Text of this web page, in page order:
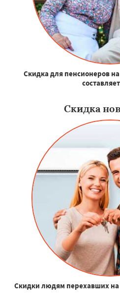
Скидка для пенсионеров
Скидка
Скидки людям перехавших на